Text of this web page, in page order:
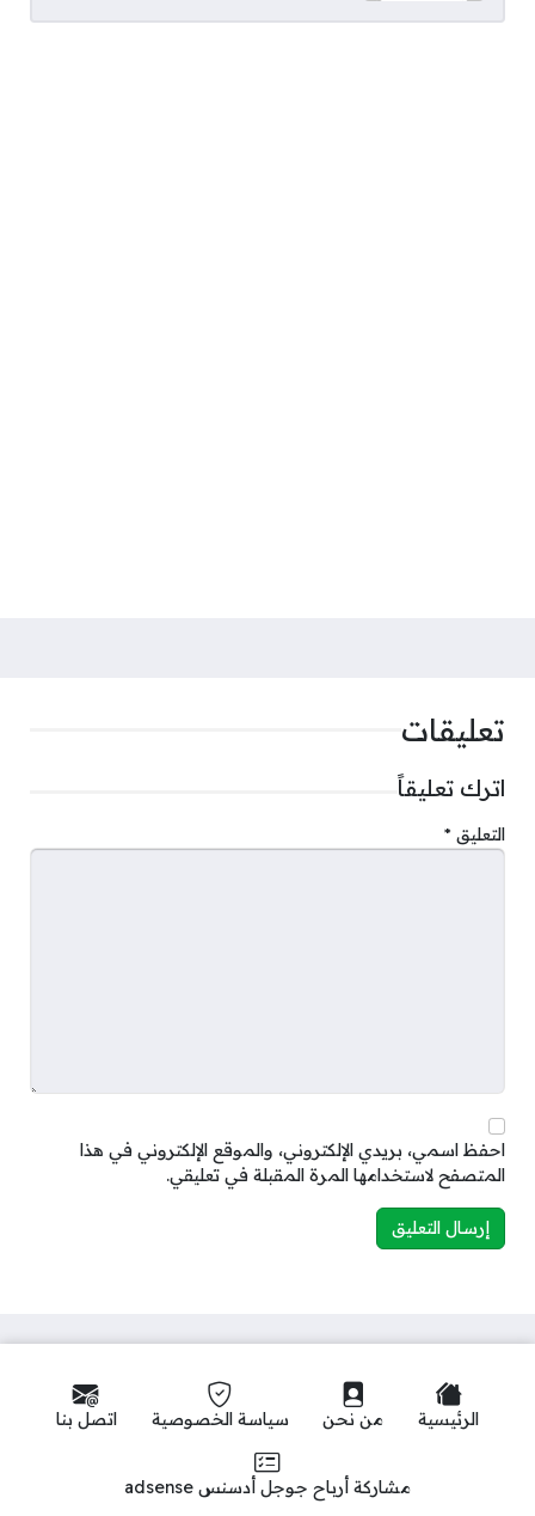
تعليقات
اترك تعليقاً
التعليق *
احفظ اسمي، بريدي الإلكتروني، والموقع الإلكتروني في هذا
المتصفح لاستخدامها المرة المقبلة في تعليقي.
الرئيسية من نحن سياسة الخصوصية اتصل بنا
مشاركة أرباح جوجل أدسنس adsense